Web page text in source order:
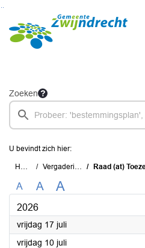
Ga naar de inhoud van deze pagina
Ga naar het zoeken
Ga naar het menu
Zoeken
U bevindt zich hier:
Home Vergaderingen Raad (at)
A A A
2026
vrijdag 17 juli2026
vrijdag 10 juli2026